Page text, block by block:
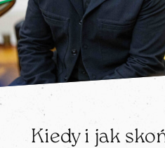
Kiedy i jak